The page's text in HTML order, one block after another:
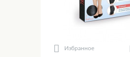
Избранное